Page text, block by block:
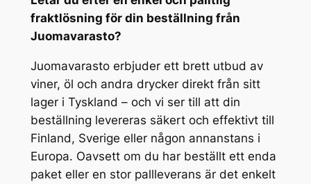
fraktlösning för din beställning från
Juomavarasto?
Juomavarasto erbjuder ett brett utbud av
viner, öl och andra drycker direkt från sitt
lager i Tyskland – och vi ser till att din
beställning levereras säkert och effektivt till
Finland, Sverige eller någon annanstans i
Europa. Oavsett om du har beställt ett enda
paket eller en stor pallleverans är det enkelt